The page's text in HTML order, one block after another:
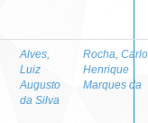
Alves,
Luiz
Augusto
da Silva
Rocha,
Henrique
Marques da